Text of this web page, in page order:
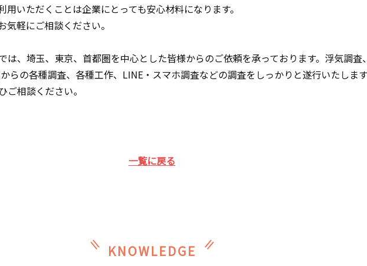
いただくことは企業にとっても安心材料になります。
軽にご相談ください。
、埼玉、東京、首都圏を中心とした皆様からのご依頼を承っております。浮気調査
らの各種調査、各種工作、LINE・スマホ調査などの調査をしっかりと遂行いたします
相談ください。
一覧に戻る
KNOWLEDGE